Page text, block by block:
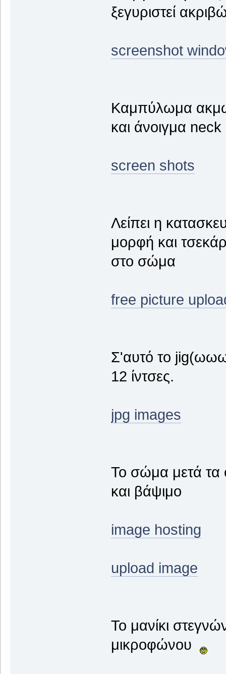
ξεγυριστεί
screenshot
Καμπύλωμα
και άνοιγμα
screen shots
Λείπει η
μορφή και
στο σώμα
free picture
Σ'αυτό το
12 ίντσες.
jpg images
Το σώμα μετά τα
και βάψιμο
image hosting
upload image
Το μανίκι
μικροφώνου